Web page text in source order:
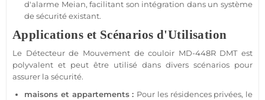
d'alarme Meian, facilitant son intégration dans unsystème
desécuritéexistant.
Applications et Scénarios d'Utilisation
Le Détecteur de Mouvementde couloir MD-448RDMT est
polyvalent et peut être utilisé dans divers scénarios pour
assurer la sécurité.
maisons et appartements: Pour les résidencesprivées, le